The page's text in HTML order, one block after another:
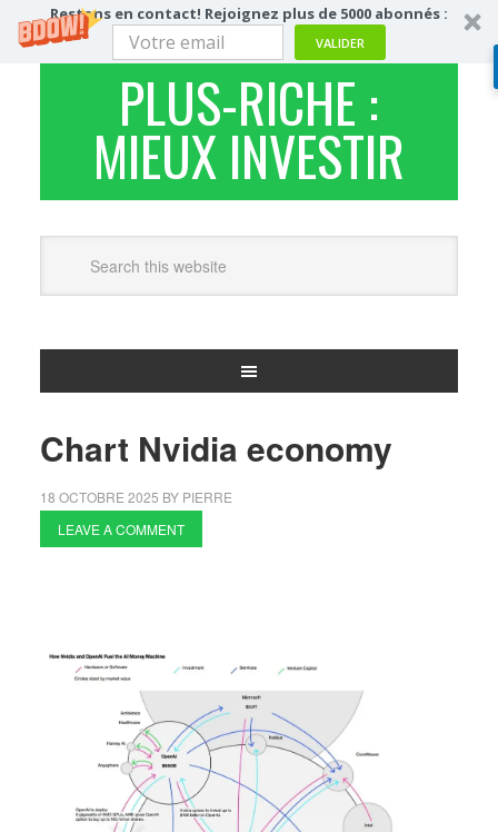
Restons en contact! Rejoignez plus de 5000 abonnés :
VALIDER
PLUS-RICHE :
MIEUX INVESTIR
Chart Nvidia economy
18 OCTOBRE 2025 BY PIERRE
LEAVE A COMMENT